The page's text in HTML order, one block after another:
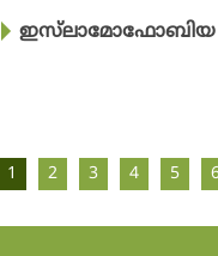
ഇസ്‌ലാമോഫോബിയ
1 2 3 4 5